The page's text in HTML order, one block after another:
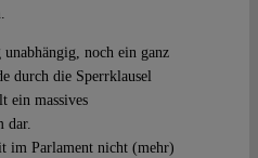
noch ein ganz
durch die Sperrklausel
ein massives
dar.
im Parlament nicht (mehr)